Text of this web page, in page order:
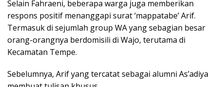
Selain Fahraeni, beberapa warga juga memberikan
respons positif menanggapi surat ‘mappatabe’ Arif.
Termasuk di sejumlah group WA yang sebagian besar
orang-orangnya berdomisili di Wajo, terutama di
Kecamatan Tempe.
Sebelumnya, Arif yang tercatat sebagai alumni As’adiya